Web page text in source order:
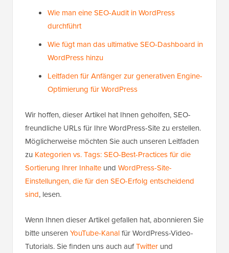
Wie man eine SEO-Audit in WordPress
durchführt
Wie fügt man das ultimative SEO-Dashboard in
WordPress hinzu
Leitfaden für Anfänger zur generativen Engine-
Optimierung für WordPress
Wir hoffen, dieser Artikel hat Ihnen geholfen, SEO-
freundliche URLs für Ihre WordPress-Site zu erstellen.
Möglicherweise möchten Sie auch unseren Leitfaden
zu Kategorien vs. Tags: SEO-Best-Practices für die
Sortierung Ihrer Inhalte und WordPress-Site-
Einstellungen, die für den SEO-Erfolg entscheidend
sind, lesen.
Wenn Ihnen dieser Artikel gefallen hat, abonnieren Sie
bitte unseren YouTube-Kanalfür WordPress-Video-
Tutorials. Sie finden uns auch aufTwitter und